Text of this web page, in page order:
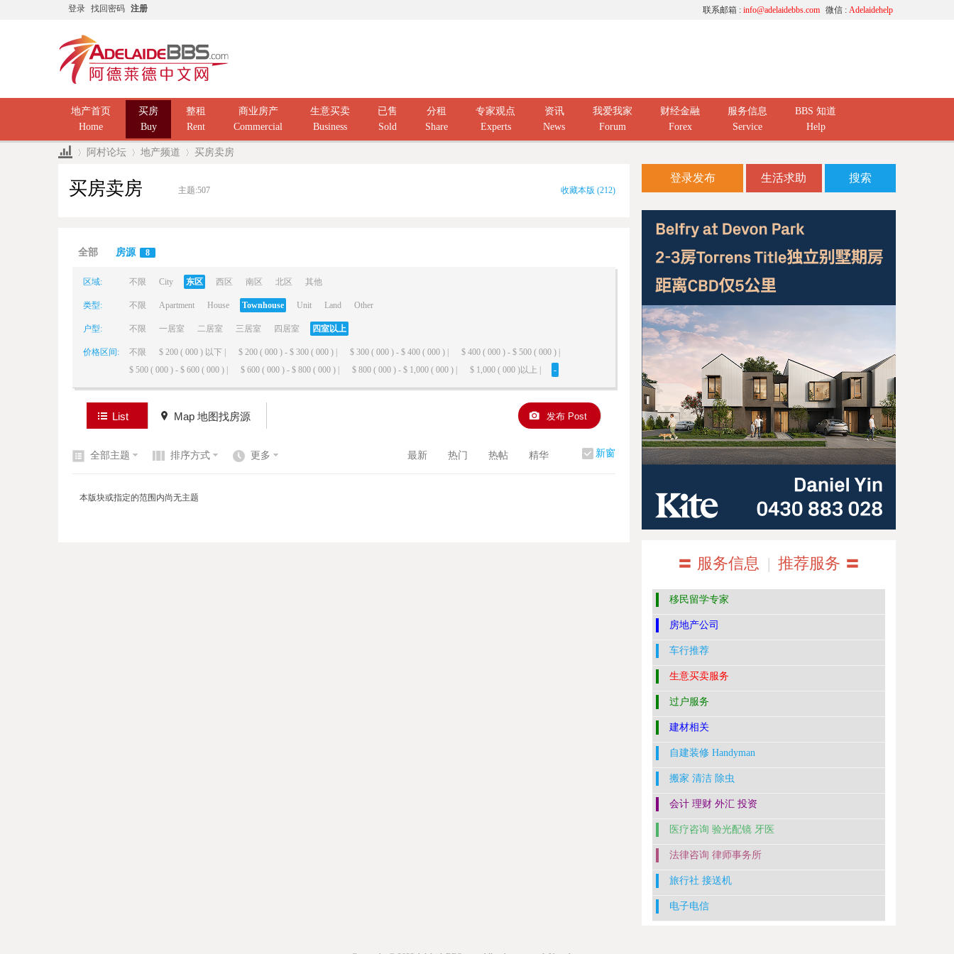
登录 找回密码 注册 微信 : Adelaidehelp
联系邮箱 : info@adelaidebbs.com
地产首页
Home
买房
Buy
整租
Rent
商业房产
Commercial
生意买卖
Business
已售
Sold
分租
Share
专家观点
Experts
资讯
News
我爱我家
Forum
财经金融
Forex
服务信息
Service
BBS 知道
Help
阿村论坛 地产频道 买房卖房
买房卖房 主题:507 收藏本版 (212)
全部 房源 8
区域: 不限 City 东区 西区 南区 北区 其他
类型: 不限 Apartment House Townhouse Unit Land Other
户型: 不限 一居室 二居室 三居室 四居室 四室以上
价格区间: 不限 $ 200 ( 000 ) 以下 | $ 200 ( 000 ) - $ 300 ( 000 ) | $ 300 ( 000 ) - $ 400 ( 000 ) |
$ 400 ( 000 ) - $ 500 ( 000 ) |
$ 500 ( 000 ) - $ 600 ( 000 ) |
$ 600 ( 000 ) - $ 800 ( 000 ) | $ 800 ( 000 ) - $ 1,000 ( 000 ) | $ 1,000 ( 000 )以上 | -
List Map 地图找房源 发布 Post
新窗
全部主题 排序方式 更多 最新 热门 热帖 精华
本版块或指定的范围内尚无主题
登录发布 生活求助 搜索
〓 服务信息 | 推荐服务 〓
移民留学专家
房地产公司
车行推荐
生意买卖服务
过户服务
建材相关
自建装修 Handyman
搬家 清洁 除虫
会计 理财 外汇 投资
医疗咨询 验光配镜 牙医
法律咨询 律师事务所
旅行社 接送机
电子电信